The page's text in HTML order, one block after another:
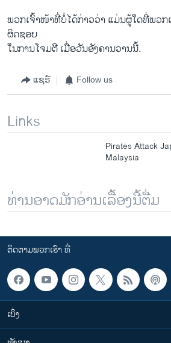
ພວກເຈົ້າໜ້າທີ່ບໍ່ໄດ້ກ່າວວ່າ ແມ່ນຜູ້ໃດທີ່ພວກ
ຜິດຊອບ
ໃນການໂຈມຕີ ເມື່ອວັນອັງຄານວານນີ້.
ແຊຣ໌ Follow us
Links
Pirates Attack
Malaysia
ທ່ານອາດມັກອ່ານເລື້ອງນີ້ຕື່ມ
ຕິດຕາມພວກເຮົາ ທີ່
ເບິ່ງ